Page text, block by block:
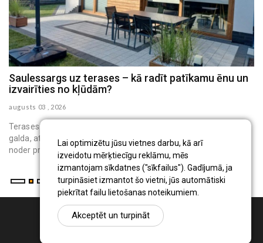
Lai optimizētu jūsu vietnes darbu, kā arī
izveidotu mērķtiecīgu reklāmu, mēs
izmantojam sīkdatnes ("sīkfailus"). Gadījumā, ja
turpināsiet izmantot šo vietni, jūs automātiski
piekrītat failu lietošanas noteikumiem.
Akceptēt un turpināt
Saulessargs uz terases – kā radīt patīkamu ēnu un
izvairīties no kļūdām?
augusts 03 , 2026
Terases saulessargs ir pārvietojams āra aprīkojums, kas virs
galda, atpūtas krēsliem vai bērnu rotaļu vietas rada ēnu. Tas
noder privātmāju iedzīvo...